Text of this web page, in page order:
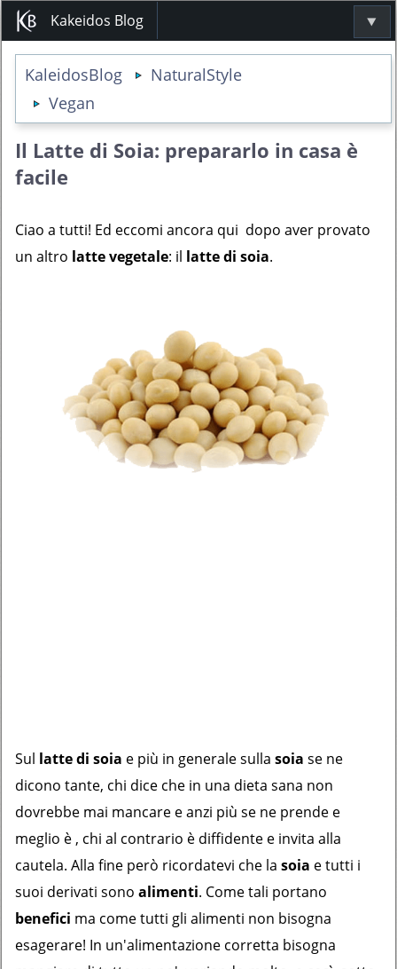
Kakeidos Blog
KaleidosBlog
NaturalStyle
Vegan
Il Latte di Soia: prepararlo in casa è
facile
Ciao a tutti! Ed eccomi ancora qui dopo aver provato
un altro latte vegetale: il latte di soia.
Sul latte di soia e più in generale sullasoia se ne
dicono tante, chi dice che in una dieta sana non
dovrebbe mai mancare e anzi più se ne prende e
meglio è , chi al contrario è diffidente e invita alla
cautela. Alla fine però ricordatevi che lasoia e tutti i
suoi derivati sonoalimenti. Come tali portano
benefici ma come tutti gli alimenti non bisogna
esagerare! In un'alimentazione corretta bisogna